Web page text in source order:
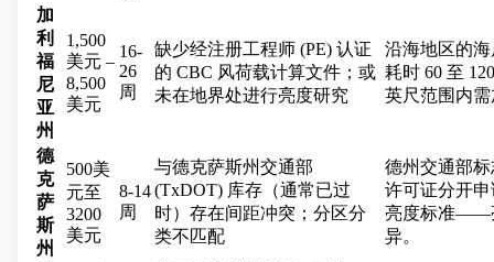
加
利
福
尼
亚
州
1,500
美元 –
8,500
美元
16-
26
周
缺少经注册工程师 (PE) 认证
的 CBC 风荷载计算文件；或
未在地界处进行亮度研究
沿海地区的
耗时 60 至
英尺范围内
德
克
萨
斯
州
500美
元至
3200
美元
8-14
周
与德克萨斯州交通部
(TxDOT) 库存（通常已过
时）存在间距冲突；分区分
类不匹配
德州交通部
许可证分开
亮度标准——
异。